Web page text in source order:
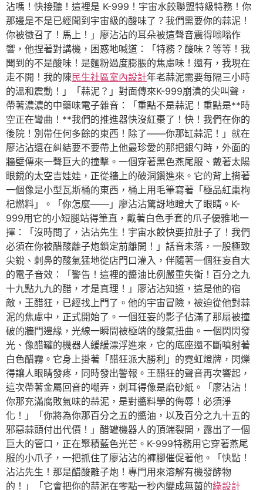
沾嗎！快接聽！這裡是 K-999！宇宙水餃聯盟特級特務！你
那邊是不是已經聞到宇宙級的酸味了？我們需要你的蒜泥！
你被徵召了！馬上！」廖沾沾的耳朵被這聲音震得嗡嗡作
響，他捏著對講機，困惑地喊道：「特務？酸味？等等！我
聞到的不是酸味！是麵粉過度膨脹的焦慮味！還有，我現在
走不開！我的陳民生社區室內設計年老蒜泥需要每隔三小時
的溫和震動！」「蒜泥？」對面傳來K-999崩潰的尖叫聲，
帶著濃濃的中藥味電子雜音：「重點不是蒜泥！重點是**時
空正在彎曲！**我們的推進器快沒紅棗了！快！我們在你的
後院！別帶任何多餘的東西！除了——你那缸蒜泥！」就在
廖沾沾還在糾結要不要帶上他最珍愛的那把銀勺時，外面的
牆壁傳來一聲巨大的撞擊。一個穿著黑色燕尾服、戴著太陽
眼鏡的太空吉娃娃，正從牆上的破洞鑽進來。它的背上揹著
一個像是小型瓦斯桶的東西，桶上用毛筆寫著「極品紅棗枸
杞燃料」。「你怎麼——」廖沾沾驚訝地瞪大了眼睛。K-
999用它的小短腿站得筆直，戴著白色手套的爪子優雅地一
揮：「沒時間了，沾沾先生！宇宙水餃快要拉肚子了！我們
必須在你被醋酸離子炮鎖定前離開！」話音未落，一股極致
尖銳、刺鼻的酸氣猛地從店門口灌入，伴隨著一個狂妄自大
的電子音效：「警告！這裡的醬油比例嚴重失衡！百分之九
十九點九九的醋，才是真理！」廖沾沾知道，這是他的宿
敵，王醋狂，已經找上門了。他的宇宙冒險，被迫從他對蒜
泥的焦慮中，正式開始了。一個狂妄的影子佔滿了那扇被撞
破的牆門邊緣，光線一瞬間被極端的酸氣扭曲。一個閃閃發
光、像醋罐的機器人緩緩漂浮進來，它的底座還不斷噴射著
白色醋霧。它身上掛著「醋狂派大勝利」的霓虹燈牌，閃爍
得讓人眼睛發疼，同時發出警報。王醋狂的聲音再次響起，
這次帶著金屬回音的嘲弄，刺耳得像是磨砂紙。「廖沾沾！
你那充滿腐敗氣味的蒜泥，是對醬料學的侮辱！必須淨
化！」「你將為你那百分之五的醬油，以及百分之九十五的
邪惡蒜頭付出代價！」醋罐機器人的頂端裂開，露出了一個
巨大的管口，正在聚積藍色光芒。K-999特務用它穿著燕尾
服的小爪子，一把抓住了廖沾沾的褲腳催促著他。「快點！
沾沾先生！那是醋酸離子炮！專門用來溶解有機發酵物
的！」「它會把你的蒜泥在零點一秒內變成無菌的綠設計